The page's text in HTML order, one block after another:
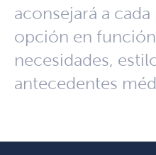
aconsejará a
opción en
necesidades,
antecedentes